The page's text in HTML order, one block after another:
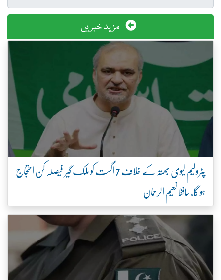
مزید خبریں
پٹرولیم لیوی بھتہ کے خلاف 7 اگست کو ملک گیر فیصلہ کن احتجاج
ہو گا، حافظ نعیم الرحمان